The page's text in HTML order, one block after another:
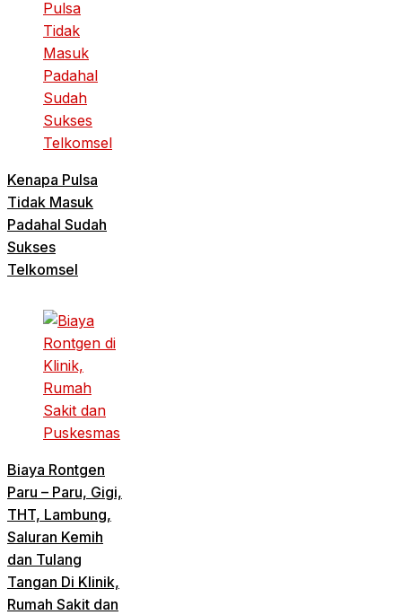
Kenapa Pulsa
Tidak Masuk
Padahal Sudah
Sukses
Telkomsel
Biaya Rontgen
Paru – Paru, Gigi,
THT, Lambung,
Saluran Kemih
dan Tulang
Tangan Di Klinik,
Rumah Sakit dan